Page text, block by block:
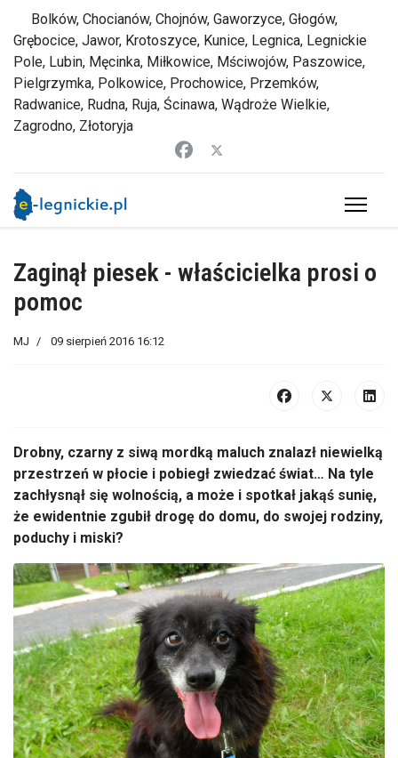
Bolków, Chocianów, Chojnów, Gaworzyce, Głogów,
Grębocice, Jawor, Krotoszyce, Kunice, Legnica, Legnickie
Pole, Lubin, Męcinka, Miłkowice, Mściwojów, Paszowice,
Pielgrzymka, Polkowice, Prochowice, Przemków,
Radwanice, Rudna, Ruja, Ścinawa, Wądroże Wielkie,
Zagrodno, Złotoryja
Zaginął piesek - właścicielka prosi o
pomoc
MJ 09 sierpień 2016 16:12
Drobny, czarny z siwą mordką maluch znalazł niewielką
przestrzeń w płocie i pobiegł zwiedzać świat… Na tyle
zachłysnął się wolnością, a może i spotkał jakąś sunię,
że ewidentnie zgubił drogę do domu, do swojej rodziny,
poduchy i miski?